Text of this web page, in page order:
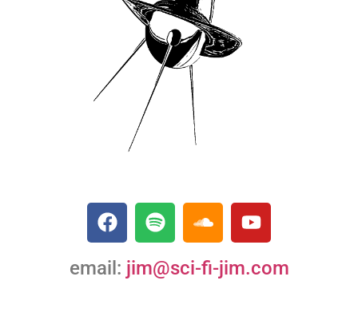
email: jim@sci-fi-jim.com